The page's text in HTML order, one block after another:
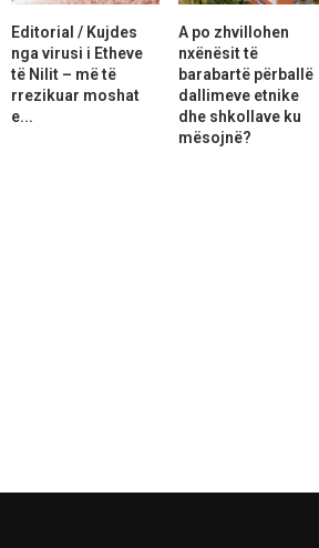
Editorial / Kujdes
nga virusi i Etheve
të Nilit – më të
rrezikuar moshat
e...
A po zhvillohen
nxënësit të
barabartë përballë
dallimeve etnike
dhe shkollave ku
mësojnë?